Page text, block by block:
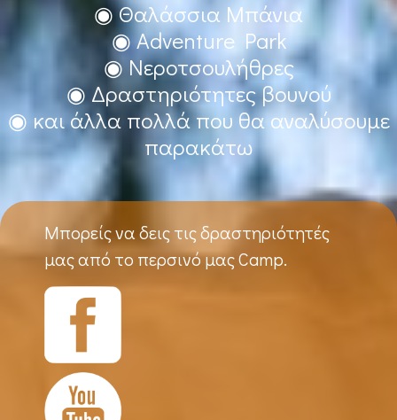
◉ Θαλάσσια Μπάνια
◉ Adventure Park
◉ Νεροτσουλήθρες
◉ Δραστηριότητες βουνού
◉ και άλλα πολλά που θα αναλύσουμε
παρακάτω
Μπορείς να δεις τις δραστηριότητές
μας από το περσινό μας Camp.